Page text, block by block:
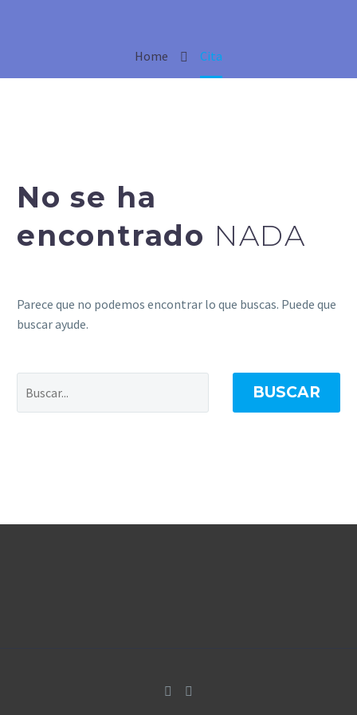
Home Cita
No se ha
encontrado NADA
Parece que no podemos encontrar lo que buscas. Puede que
buscar ayude.
BUSCAR